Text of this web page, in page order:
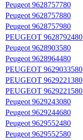
Peugeot 9628757780
Peugeot 9628757880
Peugeot 9628757980
PEUGEOT 9628792480
Peugeot 9628903580
Peugeot 9628964480
PEUGEOT 9629033580
PEUGEOT 9629221380
PEUGEOT 9629221580
Peugeot 9629243080
Peugeot 9629244680
Peugeot 9629552480
Peugeot 9629552580